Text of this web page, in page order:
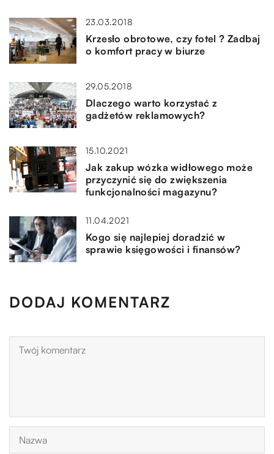
23.03.2018
Krzesło obrotowe, czy fotel ? Zadbaj
o komfort pracy w biurze
29.05.2018
Dlaczego warto korzystać z
gadżetów reklamowych?
15.10.2021
Jak zakup wózka widłowego może
przyczynić się do zwiększenia
funkcjonalności magazynu?
11.04.2021
Kogo się najlepiej doradzić w
sprawie księgowości i finansów?
DODAJ KOMENTARZ